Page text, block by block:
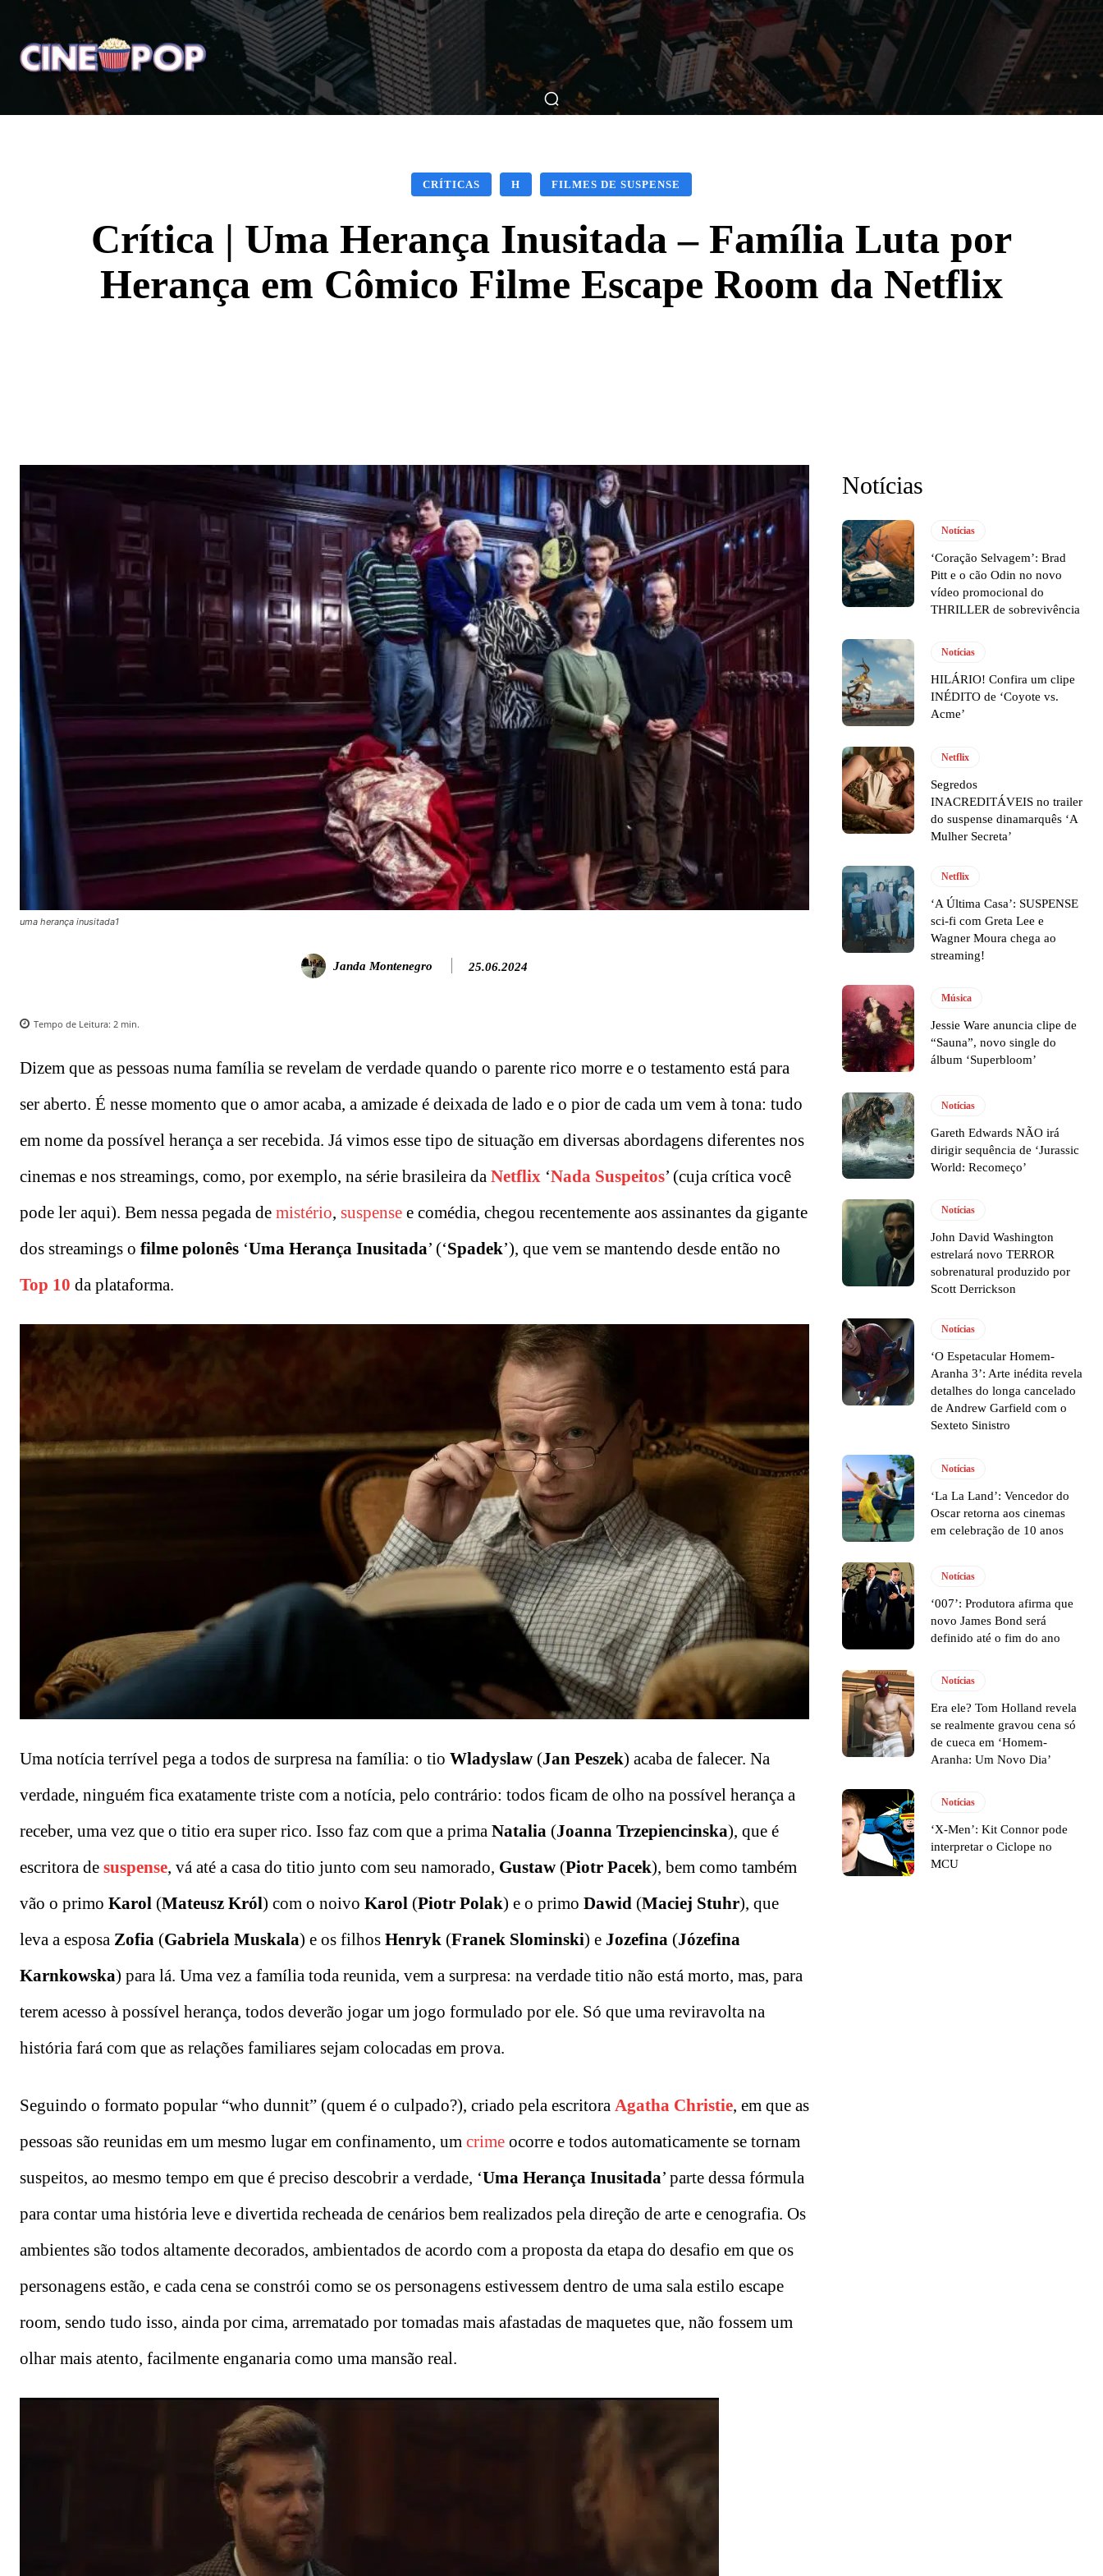
Home Notícias Críticas Breve Nos Cinemas Matérias Nos Cinemas Filmes Séries Música Gênero
CRÍTICAS H FILMES DE SUSPENSE
Crítica | Uma Herança Inusitada – Família Luta por
Herança em Cômico Filme Escape Room da Netflix
uma herança inusitada1
Janda Montenegro 25.06.2024
Tempo de Leitura: 2 min.
Dizem que as pessoas numa família se revelam de verdade quando o parente rico morre e o testamento está para
ser aberto. É nesse momento que o amor acaba, a amizade é deixada de lado e o pior de cada um vem à tona: tudo
em nome da possível herança a ser recebida. Já vimos esse tipo de situação em diversas abordagens diferentes nos
cinemas e nos streamings, como, por exemplo, na série brasileira da Netflix ‘Nada Suspeitos’ (cuja crítica você
pode ler aqui). Bem nessa pegada de mistério, suspense e comédia, chegou recentemente aos assinantes da gigante
dos streamings o filme polonês ‘Uma Herança Inusitada’ (‘Spadek’), que vem se mantendo desde então no
Top 10 da plataforma.
Uma notícia terrível pega a todos de surpresa na família: o tio Wladyslaw (Jan Peszek) acaba de falecer. Na
verdade, ninguém fica exatamente triste com a notícia, pelo contrário: todos ficam de olho na possível herança a
receber, uma vez que o titio era super rico. Isso faz com que a prima Natalia (Joanna Trzepiencinska), que é
escritora de suspense, vá até a casa do titio junto com seu namorado, Gustaw (Piotr Pacek), bem como também
vão o primo Karol (Mateusz Król) com o noivo Karol (Piotr Polak) e o primo Dawid (Maciej Stuhr), que
leva a esposa Zofia (Gabriela Muskala) e os filhos Henryk (Franek Slominski) e Jozefina (Józefina
Karnkowska) para lá. Uma vez a família toda reunida, vem a surpresa: na verdade titio não está morto, mas, para
terem acesso à possível herança, todos deverão jogar um jogo formulado por ele. Só que uma reviravolta na
história fará com que as relações familiares sejam colocadas em prova.
Seguindo o formato popular “who dunnit” (quem é o culpado?), criado pela escritora Agatha Christie, em que as
pessoas são reunidas em um mesmo lugar em confinamento, um crime ocorre e todos automaticamente se tornam
suspeitos, ao mesmo tempo em que é preciso descobrir a verdade, ‘Uma Herança Inusitada’ parte dessa fórmula
para contar uma história leve e divertida recheada de cenários bem realizados pela direção de arte e cenografia. Os
ambientes são todos altamente decorados, ambientados de acordo com a proposta da etapa do desafio em que os
personagens estão, e cada cena se constrói como se os personagens estivessem dentro de uma sala estilo escape
room, sendo tudo isso, ainda por cima, arrematado por tomadas mais afastadas de maquetes que, não fossem um
olhar mais atento, facilmente enganaria como uma mansão real.
Notícias
Notícias
‘Coração Selvagem’: Brad
Pitt e o cão Odin no novo
vídeo promocional do
THRILLER de sobrevivência
Notícias
HILÁRIO! Confira um clipe
INÉDITO de ‘Coyote vs.
Acme’
Netflix
Segredos
INACREDITÁVEIS no trailer
do suspense dinamarquês ‘A
Mulher Secreta’
Netflix
‘A Última Casa’: SUSPENSE
sci-fi com Greta Lee e
Wagner Moura chega ao
streaming!
Música
Jessie Ware anuncia clipe de
“Sauna”, novo single do
álbum ‘Superbloom’
Notícias
Gareth Edwards NÃO irá
dirigir sequência de ‘Jurassic
World: Recomeço’
Notícias
John David Washington
estrelará novo TERROR
sobrenatural produzido por
Scott Derrickson
Notícias
‘O Espetacular Homem-
Aranha 3’: Arte inédita revela
detalhes do longa cancelado
de Andrew Garfield com o
Sexteto Sinistro
Notícias
‘La La Land’: Vencedor do
Oscar retorna aos cinemas
em celebração de 10 anos
Notícias
‘007’: Produtora afirma que
novo James Bond será
definido até o fim do ano
Notícias
Era ele? Tom Holland revela
se realmente gravou cena só
de cueca em ‘Homem-
Aranha: Um Novo Dia’
Notícias
‘X-Men’: Kit Connor pode
interpretar o Ciclope no
MCU